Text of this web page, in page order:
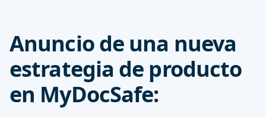
Anuncio de una nueva
estrategia de producto
en MyDocSafe: